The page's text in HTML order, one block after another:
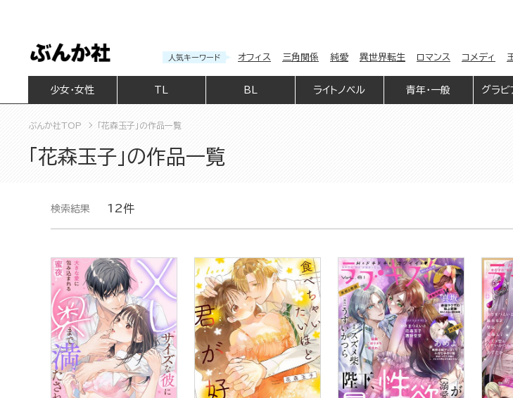
人気キーワード オフィス 三角関係 純愛 異世界転生 ロマンス コメディ
少女・女性 BL ライトノベル 青年・一般 グラビ
ぶんか社TOP 「花森玉子」の作品一覧
「花森玉子」の作品一覧
検索結果 12件